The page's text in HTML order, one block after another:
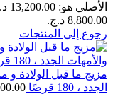
الأصلي هو: 13,200.00 د.ج.
8,800.00 د.ج.
رجوع إلى المنتجات
مزيج ما قبل الولادة و
الجدد ، 180 قرصًا